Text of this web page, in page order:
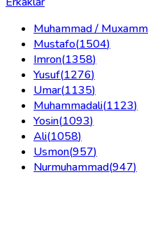
Muhammad /
Mustafo(1504)
Imron(1358)
Yusuf(1276)
Umar(1135)
Muhammadali(1123)
Yosin(1093)
Ali(1058)
Usmon(957)
Nurmuhammad(947)